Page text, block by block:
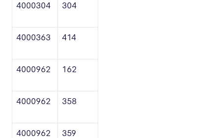
4000304 304
4000363 414
4000962 162
4000962 358
4000962 359